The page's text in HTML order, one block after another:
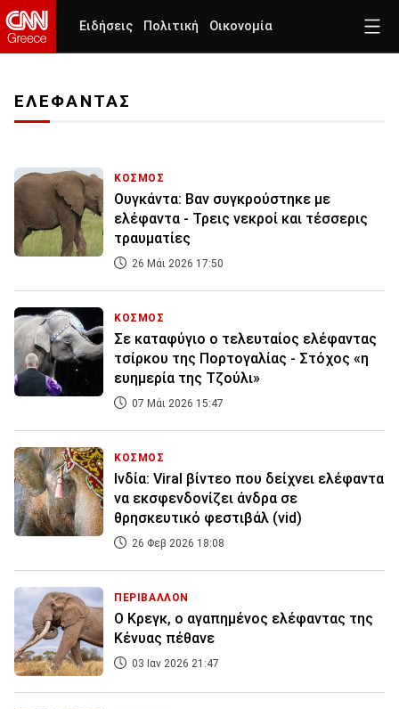
Ειδήσεις Πολιτική Οικονομία
ΕΛΕΦΑΝΤΑΣ
ΚΟΣΜΟΣ
Ουγκάντα: Βαν συγκρούστηκε με
ελέφαντα - Τρεις νεκροί και τέσσερις
τραυματίες
26 Μάι 2026 17:50
ΚΟΣΜΟΣ
Σε καταφύγιο ο τελευταίος ελέφαντας
τσίρκου της Πορτογαλίας - Στόχος «η
ευημερία της Τζούλι»
07 Μάι 2026 15:47
ΚΟΣΜΟΣ
Ινδία: Viral βίντεο που δείχνει ελέφαντα
να εκσφενδονίζει άνδρα σε
θρησκευτικό φεστιβάλ (vid)
26 Φεβ 2026 18:08
ΠΕΡΙΒΑΛΛΟΝ
Ο Κρεγκ, ο αγαπημένος ελέφαντας της
Κένυας πέθανε
03 Ιαν 2026 21:47